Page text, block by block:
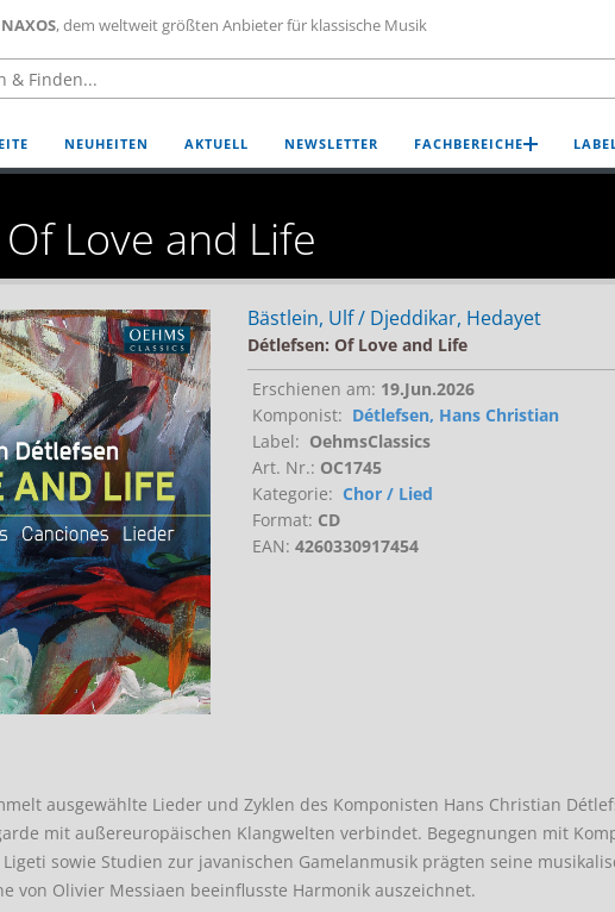
, dem weltweit größten Anbieter für klassische Musik
NEUHEITEN AKTUELL NEWSLETTER FACHBEREICHE
Love and Life
Bästlein, Ulf / Djeddikar, Hedayet
Détlefsen: Of Love and Life
Erschienen am: 19.Jun.2026
Komponist: Détlefsen, Hans Christian
Label: OehmsClassics
Art. Nr.: OC1745
Kategorie: Chor / Lied
Format: CD
EAN: 4260330917454
ausgewählte Lieder und Zyklen des Komponisten Hans Christian
mit außereuropäischen Klangwelten verbindet. Begegnungen mit
sowie Studien zur javanischen Gamelanmusik prägten seine
von Olivier Messiaen beeinflusste Harmonik auszeichnet.